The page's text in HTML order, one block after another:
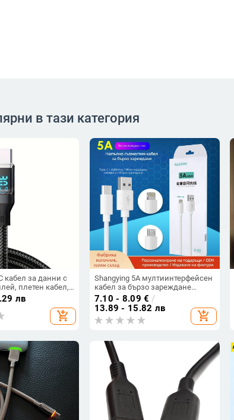
в тази категория
кабел за данни с
плетен кабел,
конектор
лв
add_shopping_cart
Shangying 5A мултиинтерфейсен
кабел за бързо зареждане
(Lightning, Micro USB, USB-C)
дължина 1–2 м
7.10 - 8.09 € /
13.89 - 15.82 лв
add_shopping_cart